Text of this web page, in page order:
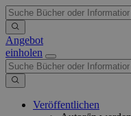
Angebot
einholen
Veröffentlichen